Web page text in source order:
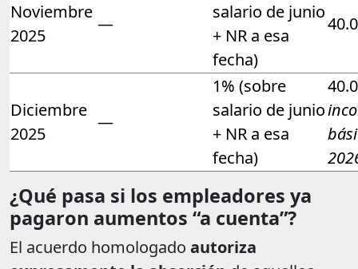
Noviembre
2025
—
salario de junio
+ NR a esa
fecha)
Diciembre
2025
—
1% (sobre
salario de junio
+ NR a esa
fecha)
¿Qué pasa si los empleadores ya
pagaron aumentos “a cuenta”?
El acuerdo homologado autoriza